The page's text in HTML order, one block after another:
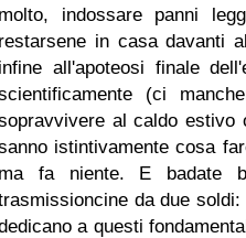
molto, indossare panni
restarsene in casa davanti
infine all'apoteosi finale
(ci
al caldo estivo
istintivamente cosa
ma fa niente. E badate
da due
a questi